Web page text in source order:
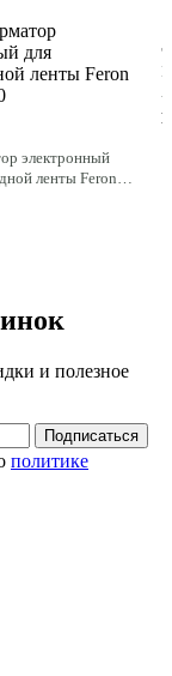
электронный
ленты Feron
В
и полезное
Подписаться
политике